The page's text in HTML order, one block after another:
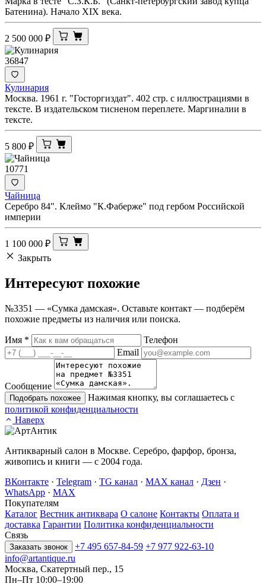
Батенина). Начало XIX века.
2 500 000 ₽
36847
Кулинария
Москва. 1961 г. "Госторгиздат". 402 стр. с иллюстрациями в
тексте. В издательском тисненом переплете. Маргиналии в
тексте.
5 800 ₽
10771
Чайница
Серебро 84". Клеймо "К.Фаберже" под гербом Российской
империи
1 100 000 ₽
Закрыть
Интересуют похожие
№3351 — «Сумка дамская». Оставьте контакт — подберём
похожие предметы из наличия или поиска.
Имя *
Телефон
Email
Сообщение
Подобрать похожее
Нажимая кнопку, вы соглашаетесь с
политикой конфиденциальности
Наверх
Антикварный салон в Москве. Серебро, фарфор, бронза,
живопись и книги — с 2004 года.
ВКонтакте · Telegram · TG канал · MAX канал · Дзен ·
WhatsApp · MAX
Покупателям
Каталог Вестник антиквара О салоне Контакты Оплата и
доставка Гарантии Политика конфиденциальности
Связь
Заказать звонок +7 495 657-84-59 +7 977 922-63-10
info@artantique.ru
Москва, Скатертный пер., 15
Пн–Пт 10:00–19:00